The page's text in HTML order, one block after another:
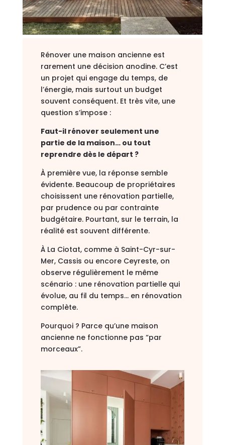
Rénover une maison ancienne est
rarement une décision anodine. C’est
un projet qui engage du temps, de
l’énergie, mais surtout un budget
souvent conséquent. Et très vite, une
question s’impose :
Faut-il rénover seulement une
partie de la maison… ou tout
reprendre dès le départ ?
À première vue, la réponse semble
évidente. Beaucoup de propriétaires
choisissent une rénovation partielle,
par prudence ou par contrainte
budgétaire. Pourtant, sur le terrain, la
réalité est souvent différente.
À La Ciotat, comme à Saint-Cyr-sur-
Mer, Cassis ou encore Ceyreste, on
observe régulièrement le même
scénario : une rénovation partielle qui
évolue, au fil du temps… en rénovation
complète.
Pourquoi ? Parce qu’une maison
ancienne ne fonctionne pas “par
morceaux”.